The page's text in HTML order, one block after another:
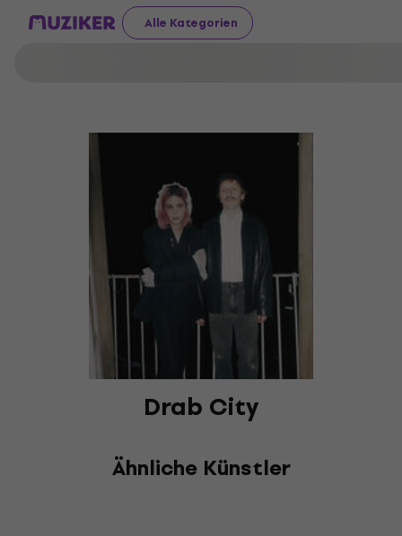
Alle Kategorien
Drab City
Ähnliche Künstler